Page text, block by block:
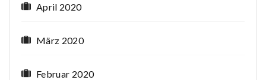
April 2020
März 2020
Februar 2020